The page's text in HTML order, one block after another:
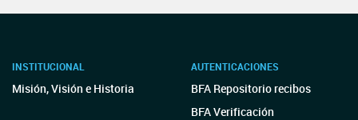
INSTITUCIONAL
Misión, Visión e Historia
AUTENTICACIONES
BFA Repositorio recibos
BFA Verificación